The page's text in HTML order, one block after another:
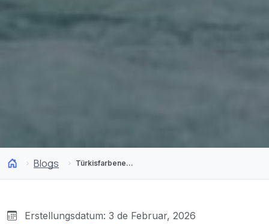
Blogs Türkisfarbenes Wasser! So sieht der beste Fluss Südamerikas zum Rafting aus
Erstellungsdatum: 3 de Februar, 2026